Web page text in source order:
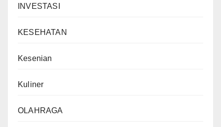
INVESTASI
KESEHATAN
Kesenian
Kuliner
OLAHRAGA